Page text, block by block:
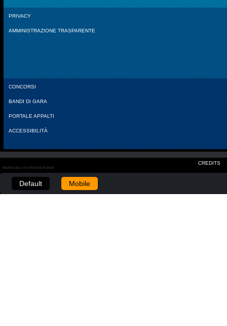
PRIVACY
AMMINISTRAZIONE TRASPARENTE
CONCORSI
BANDI DI GARA
PORTALE APPALTI
ACCESSIBILITÀ
CREDITS
Realizzato con Plone & Python
Default Mobile